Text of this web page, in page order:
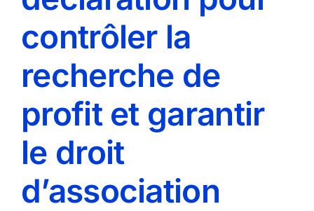
contrôler la
recherche de
profit et garantir
le droit
d’association